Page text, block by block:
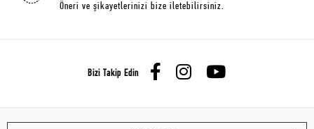
Öneri ve şikayetlerinizi bize iletebilirsiniz.
Bizi Takip Edin